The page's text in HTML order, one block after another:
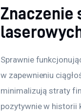
Znaczenie
Sprawnie
w zapewnieniu
minimalizują straty
pozytywnie w historii